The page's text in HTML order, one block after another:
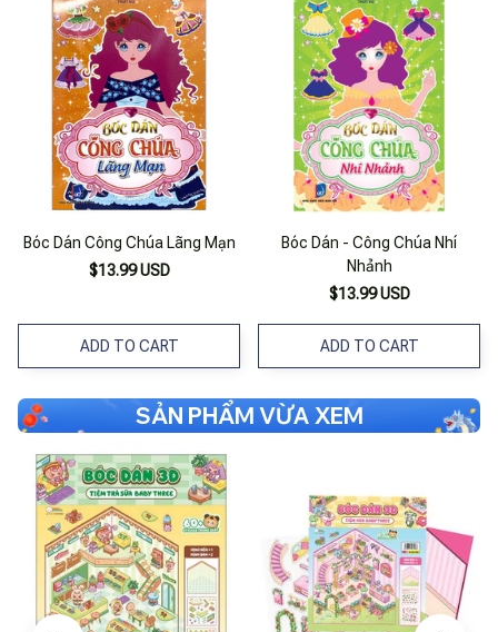
Bóc Dán Công Chúa Lãng Mạn
$13.99 USD
ADD TO CART
Bóc Dán - Công Chúa Nhí
Nhảnh
$13.99 USD
ADD TO CART
SẢN PHẨM VỪA XEM